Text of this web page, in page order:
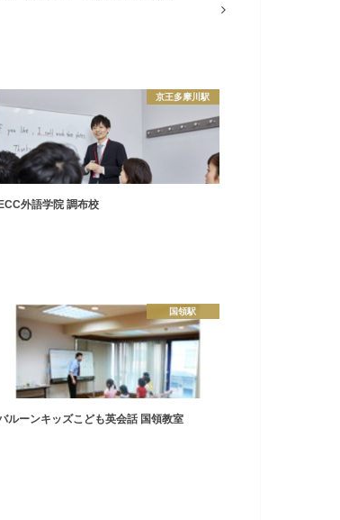
京王多摩川駅
外語学院 調布校
国領駅
ルーンキッズこども英会話 国領教室